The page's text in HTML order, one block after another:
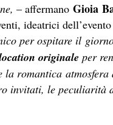
– affermano Gioia
ideatrici
per ospitare il
originale per
romantica
invitati, le peculiarità